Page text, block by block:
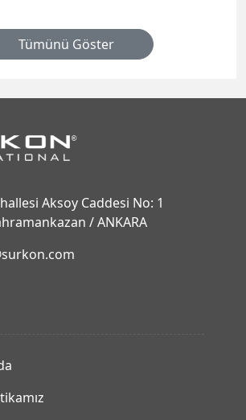
Tümünü Göster
Aksoy Caddesi No: 1
/ ANKARA